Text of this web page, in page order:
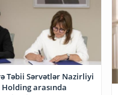
Təbii Sərvətlər Nazirliyi
Holding arasında